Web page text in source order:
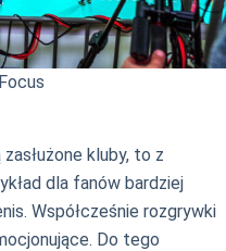
kluby, to z
dla fanów bardziej
Współcześnie rozgrywki
Do tego